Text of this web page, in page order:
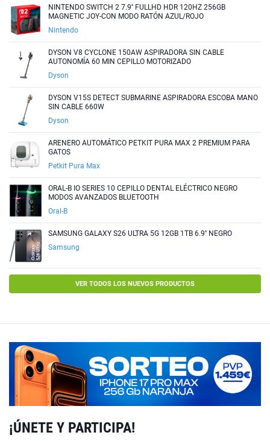
NINTENDO SWITCH 2 7.9'' FULLHD HDR 120HZ 256GB
MAGNETIC JOY-CON MODO RATÓN AZUL/ROJO
Nintendo
DYSON V8 CYCLONE 150AW ASPIRADORA SIN CABLE
AUTONOMÍA 60 MIN CEPILLO MOTORIZADO
Dyson
DYSON V15S DETECT SUBMARINE ASPIRADORA ESCOBA MANO
SIN CABLE 660W
Dyson
ARENERO AUTOMÁTICO PETKIT PURA MAX 2 PREMIUM PARA
GATOS
Petkit Pura Max
ORAL-B IO SERIES 10 CEPILLO DENTAL ELÉCTRICO NEGRO
MODOS AVANZADOS BLUETOOTH
Oral-B
SAMSUNG GALAXY S26 ULTRA 5G 12GB 1TB 6.9'' NEGRO
Samsung
VER TODOS LOS NUEVOS PRODUCTOS
¡ÚNETE Y PARTICIPA!